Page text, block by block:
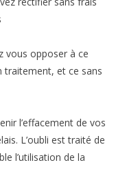
vous opposer à ce
traitement, et ce sans
l’effacement de vos
L’oubli est traité de
l’utilisation de la